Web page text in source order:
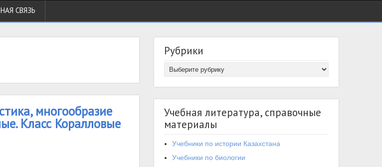
СВЯЗЬ
многообразие
Класс Коралловые
Рубрики
Учебная литература, справочные
материалы
Учебники по истории Казахстана
Учебники по биологии